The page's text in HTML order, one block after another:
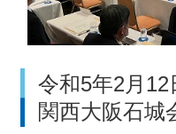
令和5年2月12
関西大阪石城